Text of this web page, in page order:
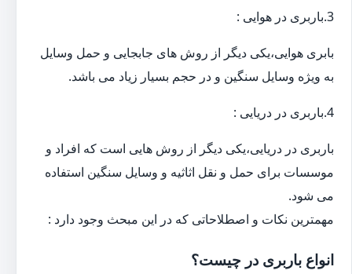
3.باربری در هوایی :
بابری هوایی،یکی دیگر از روش های جابجایی و حمل وسایل
به ویژه وسایل سنگین و در حجم بسیار زیاد می باشد.
4.باربری در دریایی :
باربری در دریایی،یکی دیگر از روش هایی است که افراد و
موسسات برای حمل و نقل اثاثیه و وسایل سنگین استفاده
می شود.
مهمترین نکات و اصطلاحاتی که در این مبحث وجود دارد :
انواع باربری در چیست؟